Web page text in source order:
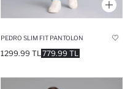
PEDRO SLIM FIT PANTOLON
779.99 TL
1299.99 TL